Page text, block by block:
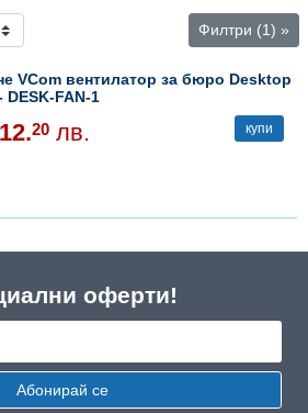
Филтри (1) »
VCom вентилатор за бюро Desktop
DESK-FAN-1
12.20 лв. купи
оферти!
Абонирай се